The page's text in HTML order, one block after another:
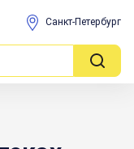
Санкт-Петербург